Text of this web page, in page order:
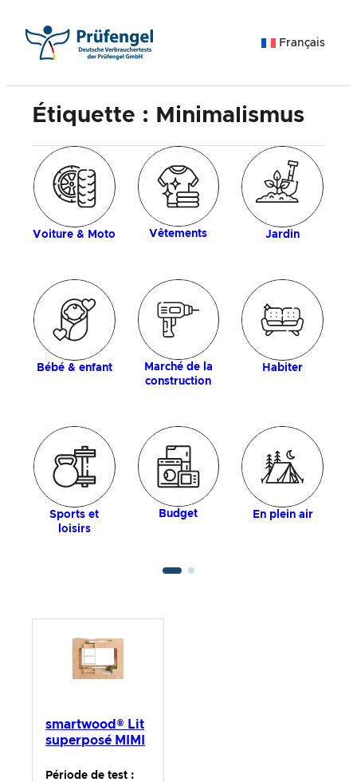
contenu
Français
Étiquette : Minimalismus
Voiture & Moto Vêtements Jardin
Bébé & enfant
Marché de la
construction
Habiter
Sports et
loisirs
Budget En plein air
smartwood® Lit
superposé MIMI
Période de test :